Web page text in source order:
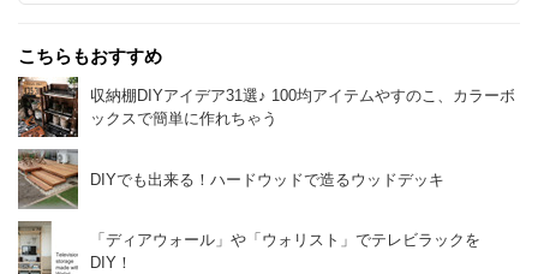
こちらもおすすめ
収納棚DIYアイデア31選♪ 100均アイテムやすのこ、カラーボ
ックスで簡単に作れちゃう
DIYでも出来る！ハードウッドで造るウッドデッキ
「ディアウォール」や「ウォリスト」でテレビラックを
DIY！